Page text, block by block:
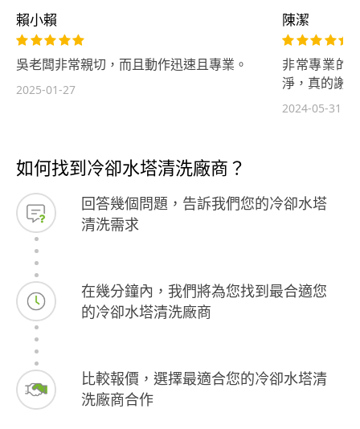
賴小賴
吳老闆非常親切，而且動作迅速且專業。
2025-01-27
陳潔
非常專業的
淨，真的謝
2024-05-31
如何找到冷卻水塔清洗廠商？
回答幾個問題，告訴我們您的冷卻水塔
清洗需求
在幾分鐘內，我們將為您找到最合適您
的冷卻水塔清洗廠商
比較報價，選擇最適合您的冷卻水塔清
洗廠商合作